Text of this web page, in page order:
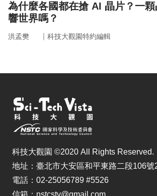
為什麼各國都在搶 AI 晶片？一
響世界嗎？
洪孟樊 ｜ 科技大觀園特約編輯
科技大觀園 ©2020 All Rights Reserved.
地址：臺北市大安區和平東路二段106號
電話：02-25056789 #5526
信箱：nstcstv@gmail.com